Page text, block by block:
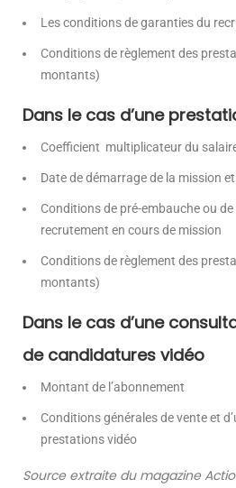
Les conditions de garanties du
Conditions de règlement des
montants)
Dans le cas d’une
Coefficient multiplicateur du
Date de démarrage de la mission
Conditions de pré-embauche ou
recrutement en cours de mission
Conditions de règlement des
montants)
Dans le cas d’une
de candidatures vidéo
Montant de l’abonnement
Conditions générales de vente et
prestations vidéo
Source extraite du magazine